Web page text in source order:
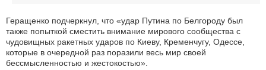
Геращенко подчеркнул, что «удар Путина по Белгороду был
также попыткой сместить внимание мирового сообщества с
чудовищных ракетных ударов по Киеву, Кременчугу, Одессе,
которые в очередной раз поразили весь мир своей
бессмысленностью и жестокостью».